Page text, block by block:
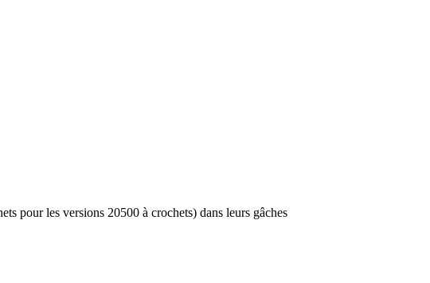
pour les versions 20500 à crochets) dans leurs gâches